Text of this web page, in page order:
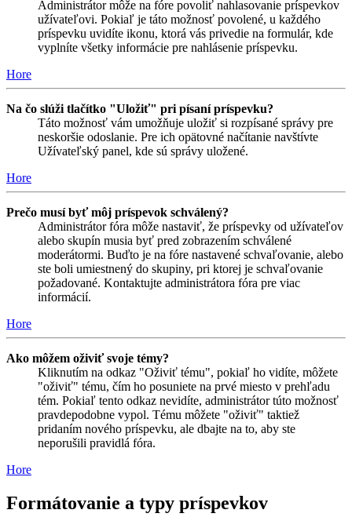
Administrátor môže na fóre povoliť nahlasovanie príspevkov
užívateľovi. Pokiaľ je táto možnosť povolené, u každého
príspevku uvidíte ikonu, ktorá vás privedie na formulár, kde
vyplníte všetky informácie pre nahlásenie príspevku.
Hore
Na čo slúži tlačítko "Uložiť" pri písaní príspevku?
Táto možnosť vám umožňuje uložiť si rozpísané správy pre
neskoršie odoslanie. Pre ich opätovné načítanie navštívte
Užívateľský panel, kde sú správy uložené.
Hore
Prečo musí byť môj príspevok schválený?
Administrátor fóra môže nastaviť, že príspevky od užívateľov
alebo skupín musia byť pred zobrazením schválené
moderátormi. Buďto je na fóre nastavené schvaľovanie, alebo
ste boli umiestnený do skupiny, pri ktorej je schvaľovanie
požadované. Kontaktujte administrátora fóra pre viac
informácií.
Hore
Ako môžem oživiť svoje témy?
Kliknutím na odkaz "Oživiť tému", pokiaľ ho vidíte, môžete
"oživiť" tému, čím ho posuniete na prvé miesto v prehľadu
tém. Pokiaľ tento odkaz nevidíte, administrátor túto možnosť
pravdepodobne vypol. Tému môžete "oživiť" taktiež
pridaním nového príspevku, ale dbajte na to, aby ste
neporušili pravidlá fóra.
Hore
Formátovanie a typy príspevkov